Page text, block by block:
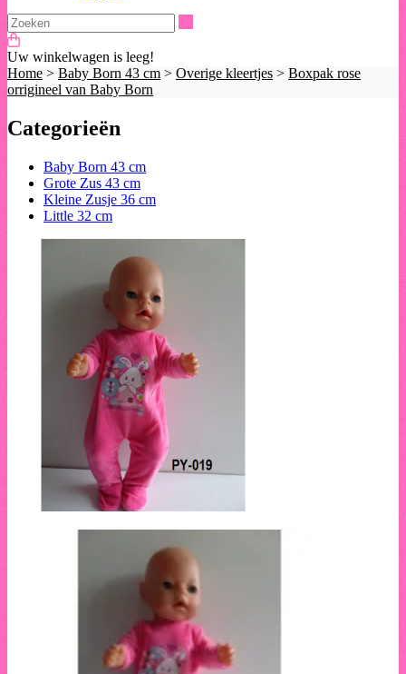
Uw winkelwagen is leeg!
Home > Baby Born 43 cm > Overige kleertjes > Boxpak rose
orrigineel van Baby Born
Categorieën
Baby Born 43 cm
Grote Zus 43 cm
Kleine Zusje 36 cm
Little 32 cm